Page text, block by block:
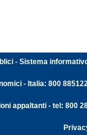
- Sistema
- Italia: 800
appaltanti - tel: 800